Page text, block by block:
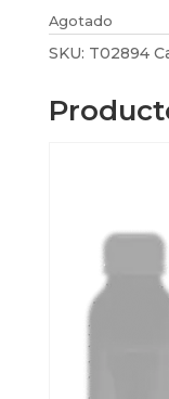
Agotado
SKU: T02894